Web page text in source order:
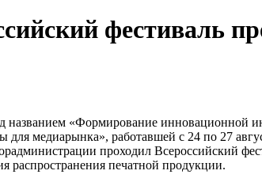
фестиваль
названием «Формирование инновационной
медиарынка», работавшей с 24 по 27
проходил Всероссийский
распространения печатной продукции.